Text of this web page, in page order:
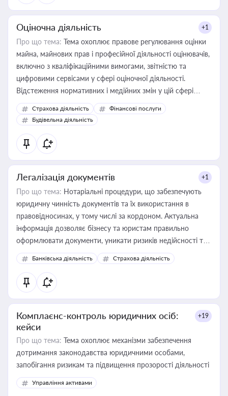
Оціночна діяльність +1
Про що тема: Тема охоплює правове регулювання оцінки
майна, майнових прав і професійної діяльності оцінювачів,
включно з кваліфікаційними вимогами, звітністю та
цифровими сервісами у сфері оціночної діяльності.
Відстеження нормативних і медійних змін у цій сфері
корисне для власника бізнесу, керівника, юриста або
бухгалтера під час оподаткування, приватизації, оренди
державного майна, корпоративних угод і перевірки
статусу суб'єктів оціночної діяльності
Страхова діяльність
Фінансові послуги
Будівельна діяльність
Легалізація документів +1
Про що тема: Нотаріальні процедури, що забезпечують
юридичну чинність документів та їх використання в
правовідносинах, у тому числі за кордоном. Актуальна
інформація дозволяє бізнесу та юристам правильно
оформлювати документи, уникати ризиків недійсності та
забезпечувати їх належне прийняття органами влади та
контрагентами
Банківська діяльність Страхова діяльність
Комплаєнс-контроль юридичних осіб:
кейси
+19
Про що тема: Тема охоплює механізми забезпечення
дотримання законодавства юридичними особами,
запобігання ризикам та підвищення прозорості діяльності
Управління активами